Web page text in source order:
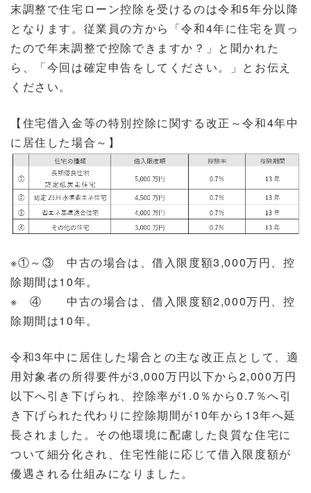
末調整で住宅ローン控除を受けるのは令和5年分以降
となります。従業員の方から「令和4年に住宅を買っ
たので年末調整で控除できますか？」と聞かれた
ら、「今回は確定申告をしてください。」とお伝え
ください。
【住宅借入金等の特別控除に関する改正～令和4年中
に居住した場合～】
※①～③ 中古の場合は、借入限度額3,000万円、控
除期間は10年。
※ ④ 中古の場合は、借入限度額2,000万円、控
除期間は10年。
令和3年中に居住した場合との主な改正点として、適
用対象者の所得要件が3,000万円以下から2,000万円
以下へ引き下げられ、控除率が1.0％から0.7％へ引
き下げられた代わりに控除期間が10年から13年へ延
長されました。その他環境に配慮した良質な住宅に
ついて細分化され、住宅性能に応じて借入限度額が
優遇される仕組みになりました。